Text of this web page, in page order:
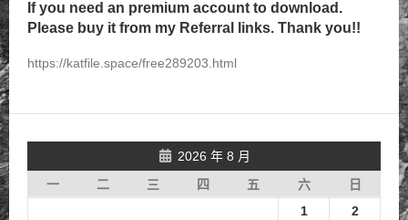
If you need an premium account to download.
Please buy it from my Referral links. Thank you!!
https://katfile.space/free289203.html
2026 年 8 月
一
二 三 四 五 六
日
1
2